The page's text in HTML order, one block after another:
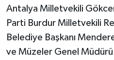
Antalya Milletvekili
Parti Burdur Milletvekili
Belediye Başkanı
ve Müzeler Genel Müdürü